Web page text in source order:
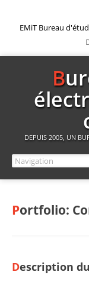
EMiT Bureau
Bureau d'études
DEPUIS 2005, UN
Portfolio:
Description